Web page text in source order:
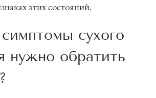
этих состояний.
сухого
нужно обратить